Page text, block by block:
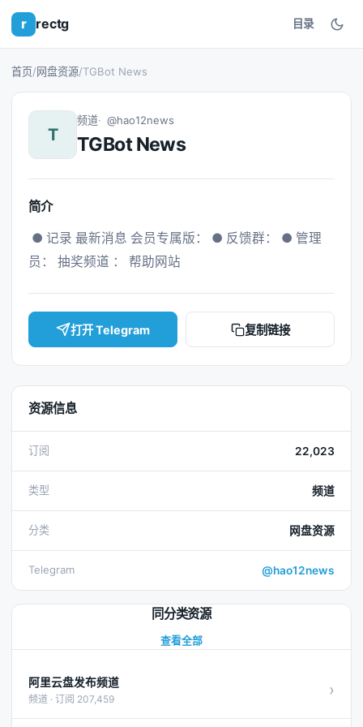
r rectg 目录
首页/网盘资源/TGBot News
T
频道 @hao12news
TGBot News
简介
员： 抽奖频道 ： 帮助网站
打开 Telegram 复制链接
资源信息
订阅 22,023
类型 频道
分类 网盘资源
Telegram @hao12news
同分类资源
查看全部
阿里云盘发布频道
频道 · 订阅 207,459 ›